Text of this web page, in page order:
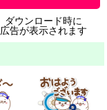
ダウンロード時に
広告が表示されます